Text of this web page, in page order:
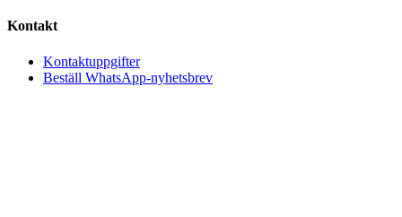
Kontakt
Kontaktuppgifter
Beställ WhatsApp-nyhetsbrev